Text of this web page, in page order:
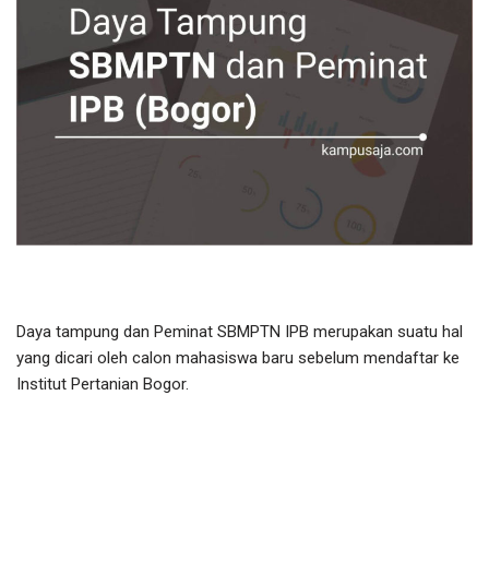
Daya tampung dan Peminat SBMPTN IPB merupakan suatu hal
yang dicari oleh calon mahasiswa baru sebelum mendaftar ke
Institut Pertanian Bogor.